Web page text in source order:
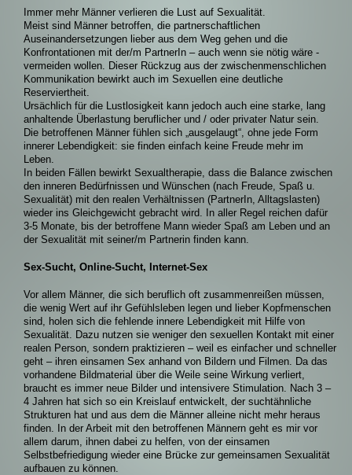
Immer mehr Männer verlieren die Lust auf Sexualität.
Meist sind Männer betroffen, die partnerschaftlichen
Auseinandersetzungen lieber aus dem Weg gehen und die
Konfrontationen mit der/m PartnerIn – auch wenn sie nötig wäre -
vermeiden wollen. Dieser Rückzug aus der zwischenmenschlichen
Kommunikation bewirkt auch im Sexuellen eine deutliche
Reserviertheit.
Ursächlich für die Lustlosigkeit kann jedoch auch eine starke, lang
anhaltende Überlastung beruflicher und / oder privater Natur sein.
Die betroffenen Männer fühlen sich „ausgelaugt“, ohne jede Form
innerer Lebendigkeit: sie finden einfach keine Freude mehr im
Leben.
In beiden Fällen bewirkt Sexualtherapie, dass die Balance zwischen
den inneren Bedürfnissen und Wünschen (nach Freude, Spaß u.
Sexualität) mit den realen Verhältnissen (PartnerIn, Alltagslasten)
wieder ins Gleichgewicht gebracht wird. In aller Regel reichen dafür
3-5 Monate, bis der betroffene Mann wieder Spaß am Leben und an
der Sexualität mit seiner/m Partnerin finden kann.
Sex-Sucht, Online-Sucht, Internet-Sex
Vor allem Männer, die sich beruflich oft zusammenreißen müssen,
die wenig Wert auf ihr Gefühlsleben legen und lieber Kopfmenschen
sind, holen sich die fehlende innere Lebendigkeit mit Hilfe von
Sexualität. Dazu nutzen sie weniger den sexuellen Kontakt mit einer
realen Person, sondern praktizieren – weil es einfacher und schneller
geht – ihren einsamen Sex anhand von Bildern und Filmen. Da das
vorhandene Bildmaterial über die Weile seine Wirkung verliert,
braucht es immer neue Bilder und intensivere Stimulation. Nach 3 –
4 Jahren hat sich so ein Kreislauf entwickelt, der suchtähnliche
Strukturen hat und aus dem die Männer alleine nicht mehr heraus
finden. In der Arbeit mit den betroffenen Männern geht es mir vor
allem darum, ihnen dabei zu helfen, von der einsamen
Selbstbefriedigung wieder eine Brücke zur gemeinsamen Sexualität
aufbauen zu können.